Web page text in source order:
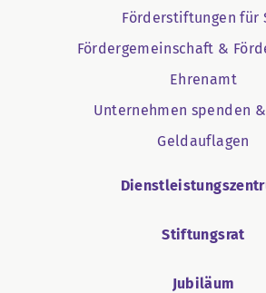
Förderstiftungen für
Fördergemeinschaft &
Ehrenamt
Unternehmen spenden
Geldauflagen
Stiftungsrat
Jubiläum